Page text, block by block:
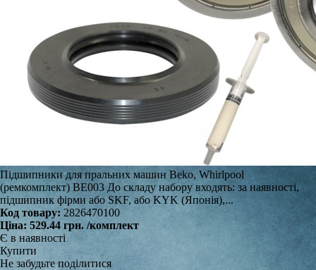
Підшипники для пральних машин Beko, Whirlpool
(ремкомплект) BE003 До складу набору входять: за наявності,
підшипник фірми або SKF, або KYK (Японія),...
Код товару: 2826470100
Ціна: 529.44 грн. /комплект
Є в наявності
Купити
Не забудьте поділитися